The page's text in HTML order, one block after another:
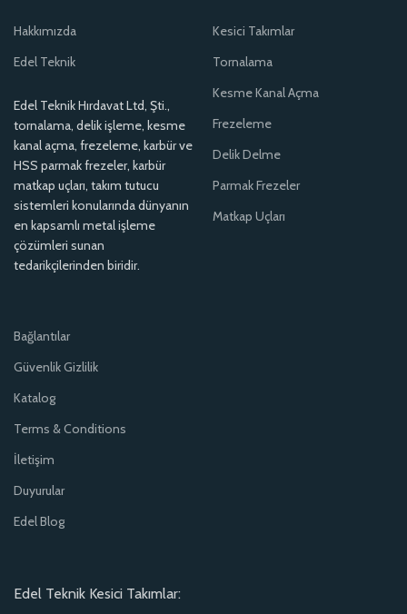
Hakkımızda
Edel Teknik
Edel Teknik Hırdavat Ltd, Şti.,
tornalama, delik işleme, kesme
kanal açma, frezeleme, karbür ve
HSS parmak frezeler, karbür
matkap uçları, takım tutucu
sistemleri konularında dünyanın
en kapsamlı metal işleme
çözümleri sunan
tedarikçilerinden biridir.
Kesici Takımlar
Tornalama
Kesme Kanal Açma
Frezeleme
Delik Delme
Parmak Frezeler
Matkap Uçları
Bağlantılar
Güvenlik Gizlilik
Katalog
Terms & Conditions
İletişim
Duyurular
Edel Blog
Edel Teknik Kesici Takımlar: